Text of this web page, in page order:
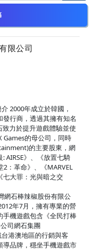
限公司
2000年成立於韓國，
行商，透過其擁有知名
力於提升遊戲體驗並使
Games的母公司，同時
的主要股東，網
AIRSE》、《放置七騎
：革命》、《MARVEL
大罪：光與暗之交
石棒辣椒股份有限公
年7月，擁有專業的營
機遊戲包含《全民打棒
司網石集團
港澳地區的行銷與客
導品牌，穩坐手機遊戲市